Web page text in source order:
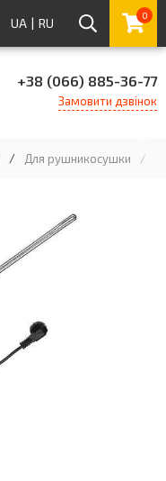
UA | RU 0
+38 (066) 885-36-77
Замовити дзвінок
/ Для рушникосушки /